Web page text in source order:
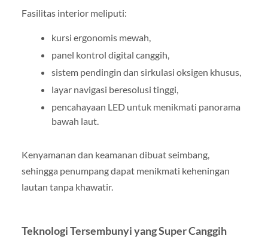
Fasilitas interior meliputi:
kursi ergonomis mewah,
panel kontrol digital canggih,
sistem pendingin dan sirkulasi oksigen khusus,
layar navigasi beresolusi tinggi,
pencahayaan LED untuk menikmati panorama
bawah laut.
Kenyamanan dan keamanan dibuat seimbang,
sehingga penumpang dapat menikmati keheningan
lautan tanpa khawatir.
Teknologi Tersembunyi yang Super Canggih